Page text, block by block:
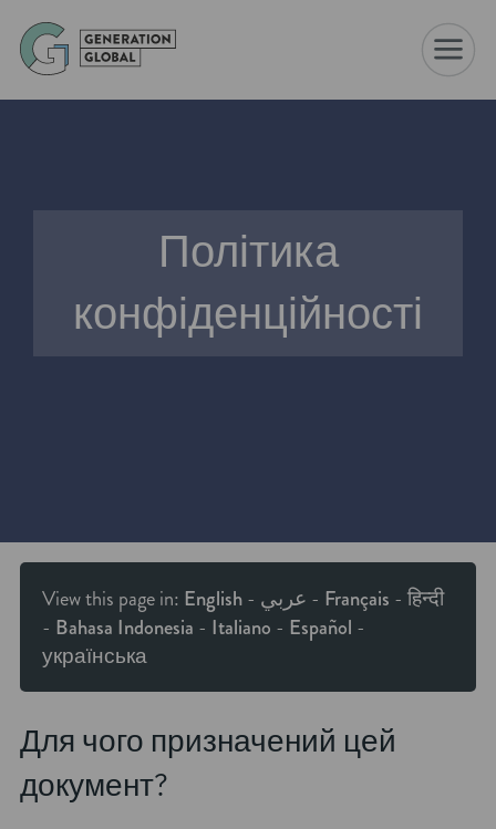
☰
Політика
конфіденційності
View this page in: English- عربي - Français - हिन्दी
- Bahasa Indonesia - Italiano - Español -
українська
Для чого призначений цей
документ?